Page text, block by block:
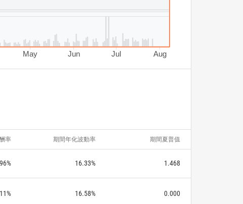
May Jun Jul Aug
率 期間年化波動率 期間夏普值
16.33% 1.468
16.58% 0.000